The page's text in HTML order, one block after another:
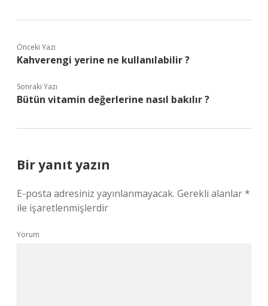
Önceki Yazı
Kahverengi yerine ne kullanılabilir ?
Sonraki Yazı
Bütün vitamin değerlerine nasıl bakılır ?
Bir yanıt yazın
E-posta adresiniz yayınlanmayacak. Gerekli alanlar*
ile işaretlenmişlerdir
Yorum